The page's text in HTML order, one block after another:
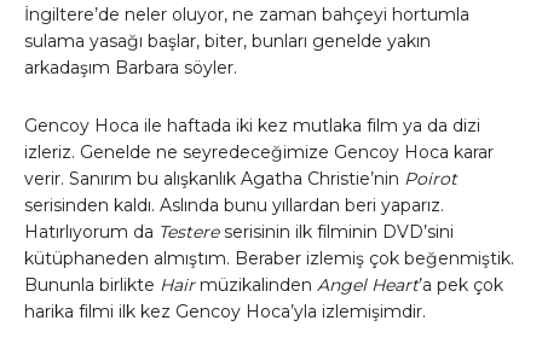
İngiltere’de neler oluyor, ne zaman bahçeyi hortumla
sulama yasağı başlar, biter, bunları genelde yakın
arkadaşım Barbara söyler.
Gencoy Hoca ile haftada iki kez mutlaka film ya da dizi
izleriz. Genelde ne seyredeceğimize Gencoy Hoca karar
verir. Sanırım bu alışkanlık Agatha Christie’nin Poirot
serisinden kaldı. Aslında bunu yıllardan beri yaparız.
Hatırlıyorum da Testereserisinin ilk filminin DVD’sini
kütüphaneden almıştım. Beraber izlemiş çok beğenmiştik.
Bununla birlikte Hairmüzikalinden Angel Heart’a pek çok
harika filmi ilk kez Gencoy Hoca’yla izlemişimdir.